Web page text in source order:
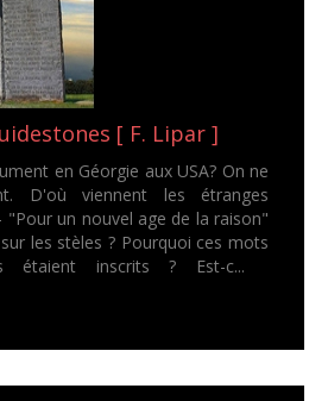
[ F. Lipar ]
en Géorgie aux USA? On ne
D'où viennent les étranges
un nouvel age de la raison"
les stèles ? Pourquoi ces mots
étaient inscrits ? Est-c...